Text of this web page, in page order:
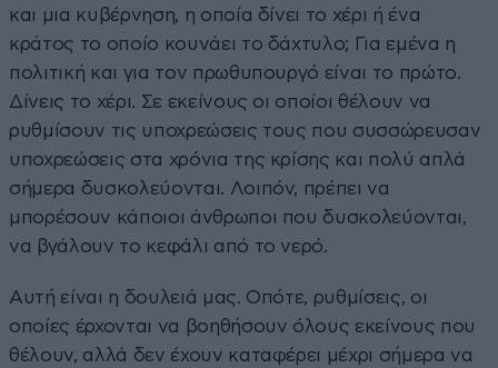
και μια κυβέρνηση, η οποία δίνει το χέρι ή ένα
κράτος το οποίο κουνάει το δάχτυλο; Για εμένα η
πολιτική και για τον πρωθυπουργό είναι το πρώτο.
Δίνεις το χέρι. Σε εκείνους οι οποίοι θέλουν να
ρυθμίσουν τις υποχρεώσεις τους που συσσώρευσαν
υποχρεώσεις στα χρόνια της κρίσης και πολύ απλά
σήμερα δυσκολεύονται. Λοιπόν, πρέπει να
μπορέσουν κάποιοι άνθρωποι που δυσκολεύονται,
να βγάλουν το κεφάλι από το νερό.
Αυτή είναι η δουλειά μας. Οπότε, ρυθμίσεις, οι
οποίες έρχονται να βοηθήσουν όλους εκείνους που
θέλουν, αλλά δεν έχουν καταφέρει μέχρι σήμερα να